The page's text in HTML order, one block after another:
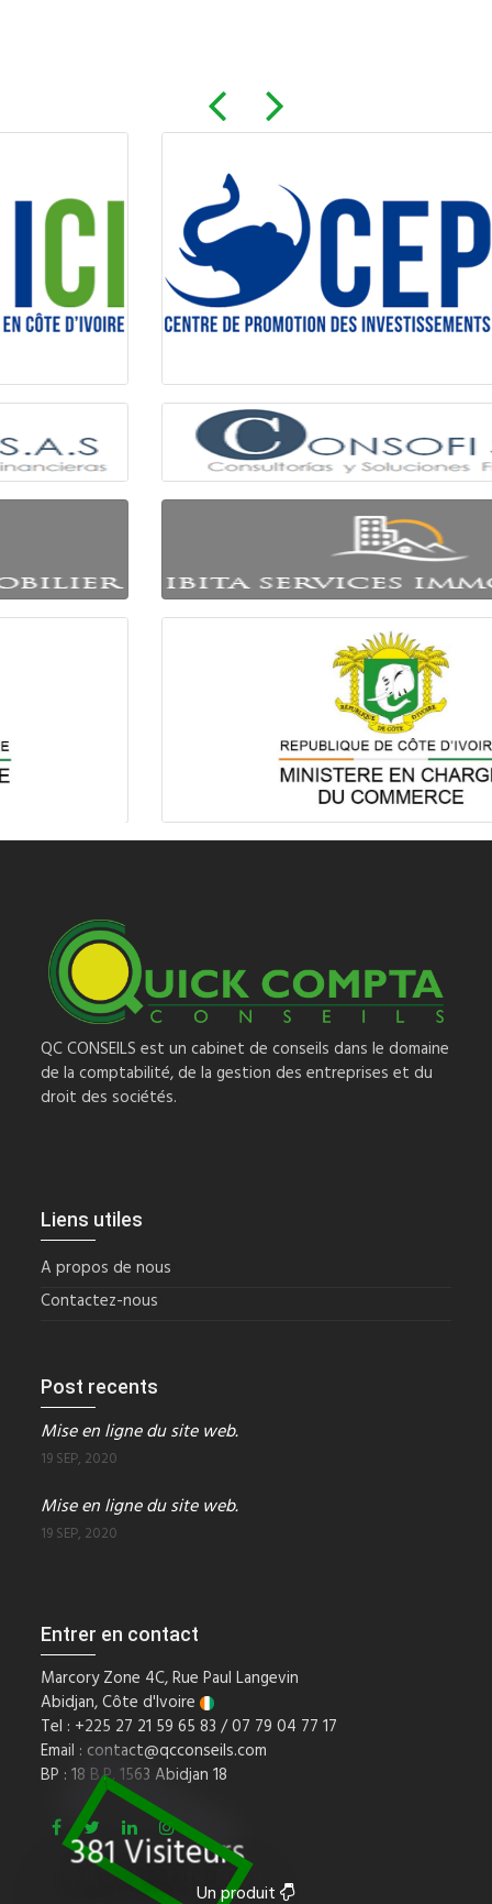
QC CONSEILS est un cabinet de conseils dans le domaine
de la comptabilité, de la gestion des entreprises et du
droit des sociétés.
Liens utiles
A propos de nous
Contactez-nous
Post recents
Mise en ligne du site web.
19 SEP, 2020
Mise en ligne du site web.
19 SEP, 2020
Entrer en contact
Marcory Zone 4C, Rue Paul Langevin
Abidjan, Côte d'Ivoire
Tel : +225 27 21 59 65 83 / 07 79 04 77 17
Email : contact@qcconseils.com
BP : 18 B.P. 1563 Abidjan 18
381 Visiteurs
Un produit